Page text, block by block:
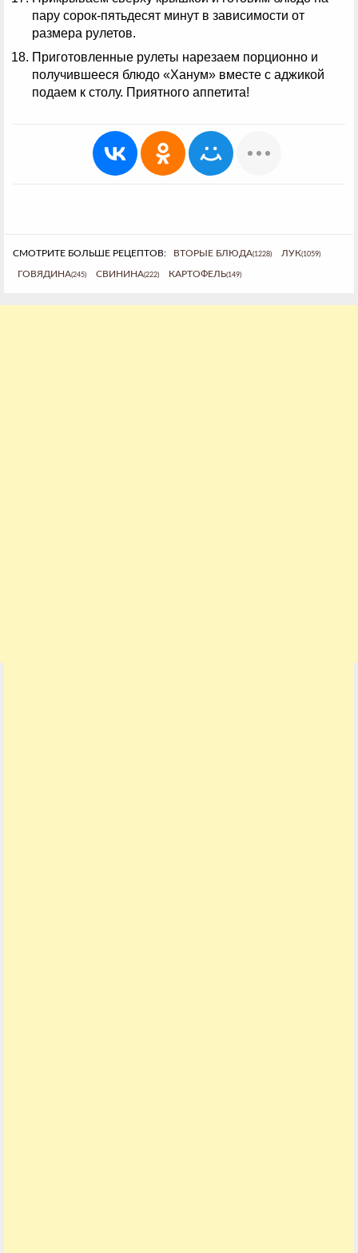
пару сорок-пятьдесят минут в зависимости от
размера рулетов.
Приготовленные рулеты нарезаем порционно и
получившееся блюдо «Ханум» вместе с аджикой
подаем к столу. Приятного аппетита!
СМОТРИТЕ БОЛЬШЕ РЕЦЕПТОВ: ВТОРЫЕ БЛЮДА(1228) ЛУК(1059)
ГОВЯДИНА(245) СВИНИНА(222) КАРТОФЕЛЬ(149)